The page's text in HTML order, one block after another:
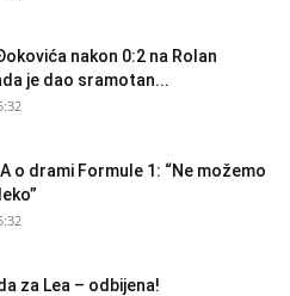
nakon 0:2 na Rolan
je dao sramotan...
o drami Formule 1: “Ne možemo
za Lea – odbijena!